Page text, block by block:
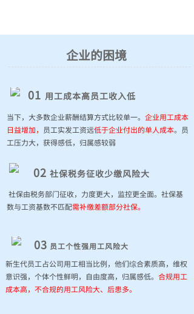
企业的困境
当下，大多数企业薪酬结算方式比较单一。 企业用工成本
日益增加， 员工实发工资远低于企业付出的单人成本。员
工压力大，获得感低，归属感较弱
01 用工成本高员工收入低
02 社保税务征收少缴风险大
社保由税务部门征收，力度更大，监控更全面。社保基
数与工资基数不匹配需补缴差额部分社保。
03 员工个性强用工风险大
新生代员工占公司用工相当比例，他们综合素质高，维权
意识强，个体个性鲜明，自由度高，归属感低。 合规用工
成本高，不合规的用工风险大、后患多。